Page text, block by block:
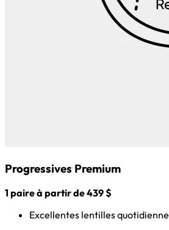
Progressives Premium
1 paire à partir de 439 $
Excellentes lentilles